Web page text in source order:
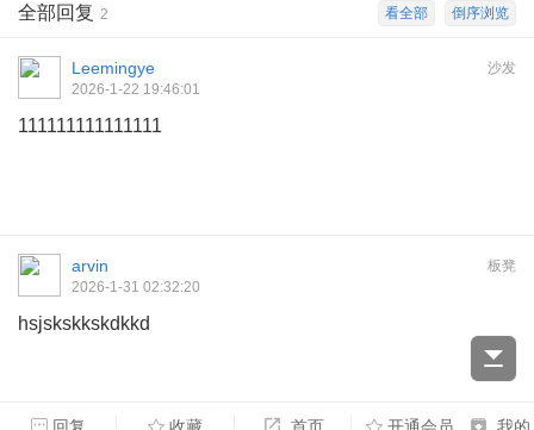
倒序浏览
看全部
全部回复 2
沙发
Leemingye
2026-1-22 19:46:01
111111111111111
板凳
arvin
2026-1-31 02:32:20
hsjskskkskdkkd